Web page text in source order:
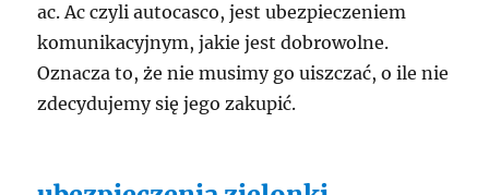
ac. Ac czyli autocasco, jest ubezpieczeniem
komunikacyjnym, jakie jest dobrowolne.
Oznacza to, że nie musimy go uiszczać, o ile nie
zdecydujemy się jego zakupić.